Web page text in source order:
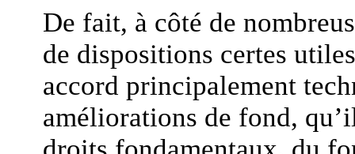
De fait, à côté de
de dispositions certes
accord principalement
améliorations de fond,